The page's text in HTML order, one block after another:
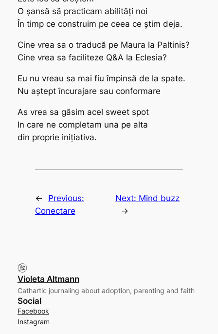
O șansă să practicam abilități noi
În timp ce construim pe ceea ce știm deja.
Cine vrea sa o traducă pe Maura la Paltinis?
Cine vrea sa faciliteze Q&A la Eclesia?
Eu nu vreau sa mai fiu împinsă de la spate.
Nu aștept încurajare sau conformare
As vrea sa găsim acel sweet spot
In care ne completam una pe alta
din proprie inițiativa.
←
Previous:
Conectare
Next: Mind buzz
→
Violeta Altmann
Cathartic journaling about adoption, parenting and faith
Social
Facebook
Instagram